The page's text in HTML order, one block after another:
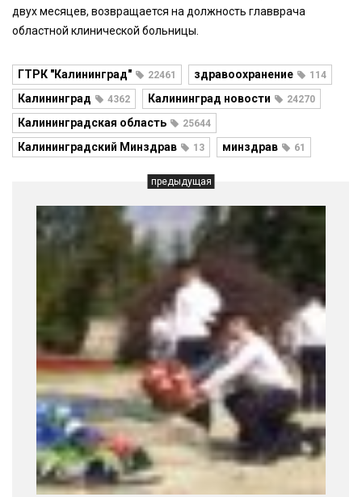
двух месяцев, возвращается на должность главврача
областной клинической больницы.
ГТРК "Калининград" 22461 здравоохранение 114
Калининград 4362 Калининград новости 24270
Калининградская область 25644
Калининградский Минздрав 13 минздрав 61
предыдущая